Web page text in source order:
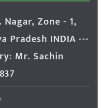
Zone - 1,
Pradesh INDIA ---
Mr. Sachin